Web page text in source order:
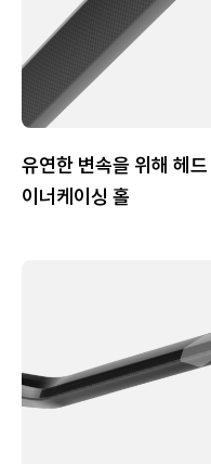
유연한 변속을 위해 헤
이너케이싱 홀